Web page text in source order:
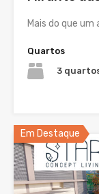
Mais do que
Quartos
3
Em Destaque